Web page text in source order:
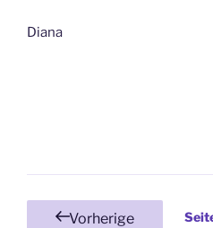
Diana
Seitennummerierung
Vorherige